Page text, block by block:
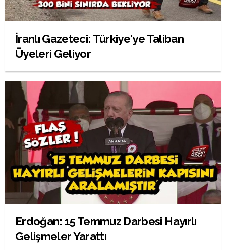
İranlı Gazeteci: Türkiye'ye Taliban
Üyeleri Geliyor
Erdoğan: 15 Temmuz Darbesi Hayırlı
Gelişmeler Yarattı